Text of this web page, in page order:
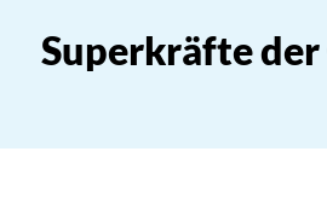
Superkräfte